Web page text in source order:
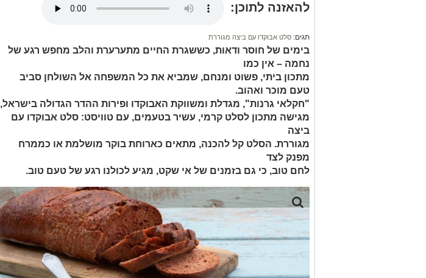
להאזנה לתוכן:
תגים: סלט אבוקדו עם ביצה מגוררת
בימים של חוסר ודאות, כששגרת החיים מתערערת והלב מחפש רגע של
נחמה – אין כמו
מתכון ביתי, פשוט ומנחם, שמביא את כל המשפחה אל השולחן סביב
טעם מוכר ואהוב.
"חקלאי גרנות", מגדלת ומשווקת האבוקדו ופירות ההדר הגדולה בישראל,
מגישה מתכון לסלט קרמי, עשיר בטעמים, עם טוויסט: סלט אבוקדו עם
ביצה
מגוררת. הסלט קל להכנה, מתאים כארוחת בוקר מושלמת או כממרח
מפנק לצד
לחם טוב, כי גם בזמנים של אי שקט, מגיע לכולנו רגע של טעם טוב.